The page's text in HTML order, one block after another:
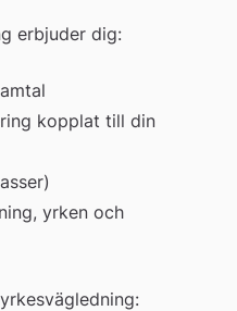
erbjuder dig:
kopplat till din
yrken och